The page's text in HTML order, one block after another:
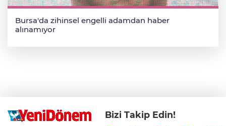
Bursa'da zihinsel engelli adamdan haber
alınamıyor
Bizi Takip Edin!